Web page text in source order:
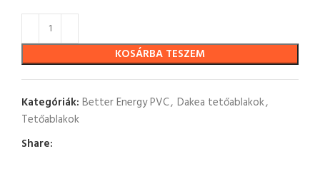
KOSÁRBA TESZEM
Kategóriák: Better Energy PVC, Dakea tetőablakok,
Tetőablakok
Share: